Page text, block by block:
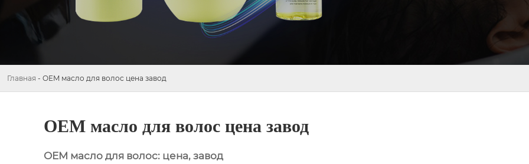
Главная - OEM масло для волос цена завод
OEM масло для волос цена завод
OEM масло для волос: цена, завод